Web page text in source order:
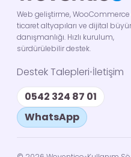
Web geliştirme,
ticaret altyapıları ve dijital
danışmanlığı. Hızlı kurulum,
sürdürülebilir destek.
Destek Talepleri•İletişim
0542 324 87 01
WhatsApp